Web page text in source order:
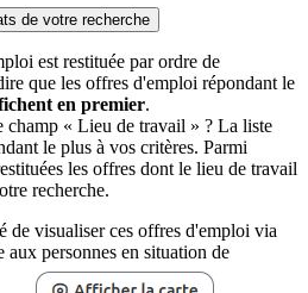
de votre recherche
est restituée par ordre de
que les offres d'emploi répondant le
en premier.
champ « Lieu de travail » ? La liste
le plus à vos critères. Parmi
les offres dont le lieu de travail
recherche.
de visualiser ces offres d'emploi via
aux personnes en situation de